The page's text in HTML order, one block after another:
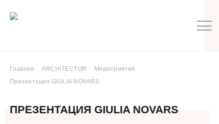
Главная ARCHITECTOR
Мероприятия
Презентация GIULIA NOVARS
ПРЕЗЕНТАЦИЯ GIULIA NOVARS